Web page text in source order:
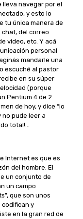
lleva navegar por el
y esto lo
tu única manera de
del correo
video, etc. Y acá
personal
mandarle una
escuché al pastor
en su súper
(porque
Pentium 4 de 2
de hoy, y dice “lo
no pude leer a
total!…
Internet es que es
del hombre. El
un conjunto de
un campo
que son unos
codifican y
en la gran red de